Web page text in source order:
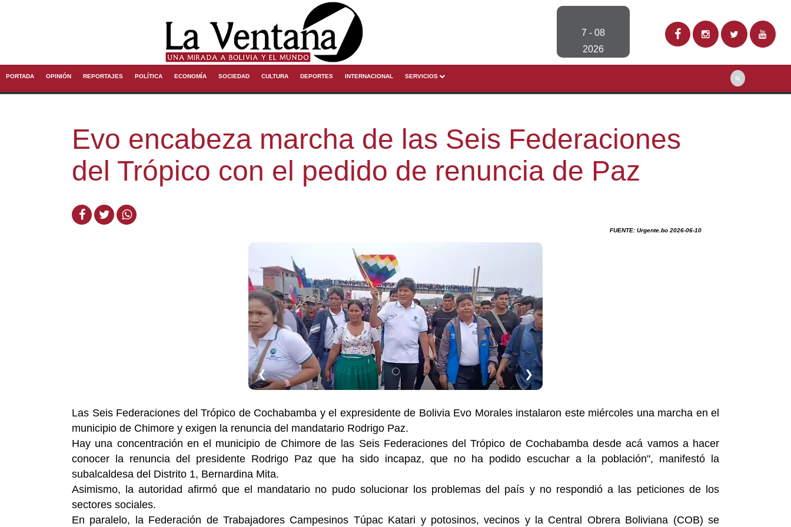
7 - 08
2026
PORTADA OPINIÓN REPORTAJES POLÍTICA ECONOMÍA SOCIEDAD CULTURA DEPORTES INTERNACIONAL SERVICIOS
Evo encabeza marcha de las Seis Federaciones
del Trópico con el pedido de renuncia de Paz
FUENTE: Urgente.bo 2026-06-10
❮ ❯
Las Seis Federaciones del Trópico de Cochabamba y el expresidente de Bolivia Evo Morales instalaron este miércoles una marcha en el
municipio de Chimore y exigen la renuncia del mandatario Rodrigo Paz.
Hay una concentración en el municipio de Chimore de las Seis Federaciones del Trópico de Cochabamba desde acá vamos a hacer
conocer la renuncia del presidente Rodrigo Paz que ha sido incapaz, que no ha podido escuchar a la población", manifestó la
subalcaldesa del Distrito 1, Bernardina Mita.
Asimismo, la autoridad afirmó que el mandatario no pudo solucionar los problemas del país y no respondió a las peticiones de los
sectores sociales.
En paralelo, la Federación de Trabajadores Campesinos Túpac Katari y potosinos, vecinos y la Central Obrera Boliviana (COB) se